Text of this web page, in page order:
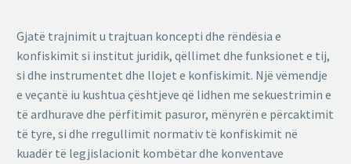
Gjatë trajnimit u trajtuan koncepti dhe rëndësia e
konfiskimit si institut juridik, qëllimet dhe funksionet e tij,
si dhe instrumentet dhe llojet e konfiskimit. Një vëmendje
e veçantë iu kushtua çështjeve që lidhen me sekuestrimin e
të ardhurave dhe përfitimit pasuror, mënyrën e përcaktimit
të tyre, si dhe rregullimit normativ të konfiskimit në
kuadër të legjislacionit kombëtar dhe konventave